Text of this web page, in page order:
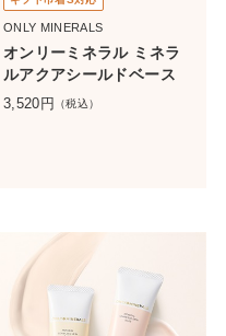
ONLY MINERALS
オンリーミネラル ミネラ
ルアクアシールドベース
3,520 円 （税込）